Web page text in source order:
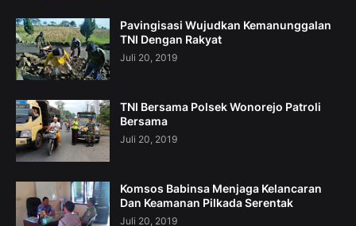
Pavingisasi Wujudkan Kemanunggalan
TNI Dengan Rakyat
Juli 20, 2019
TNI Bersama Polsek Wonorejo Patroli
Bersama
Juli 20, 2019
Komsos Babinsa Menjaga Kelancaran
Dan Keamanan Pilkada Serentak
Juli 20, 2019